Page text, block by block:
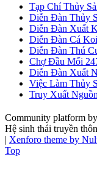
Tạp Chí Thủy
Diễn Đàn Thủy
Diễn Đàn Xuất
Diễn Đàn Cá Koi
Diễn Đàn Thú
Chợ Đầu Mối
Diễn Đàn Xuất
Việc Làm Thủy
Truy Xuất
Community platform
Hệ sinh thái truyền
| Xenforo theme by
Top